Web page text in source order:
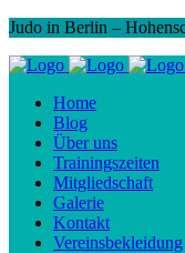
Judo in Berlin –
Home
Blog
Über uns
Trainingszeiten
Mitgliedschaft
Galerie
Kontakt
Vereinsbekleidung